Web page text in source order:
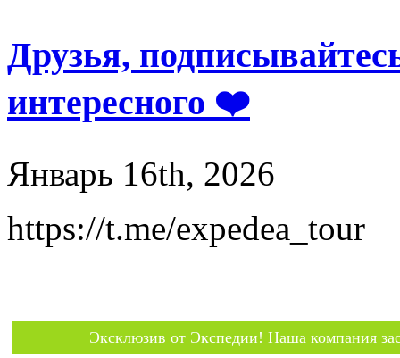
Друзья,
интересного ❤️
Январь 16th, 2026
https://t.me/expedea_tour
Эксклюзив от Экспедии! Наша компания